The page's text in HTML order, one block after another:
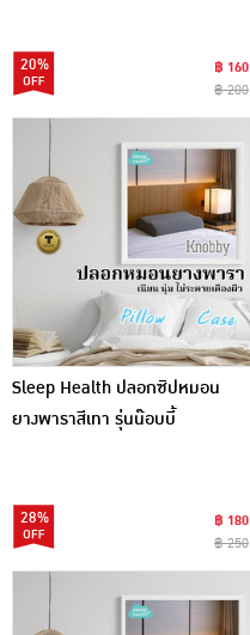
20%
฿ 160
฿ 200
Sleep Health ปลอกซิปหมอน
ยางพาราสีเทา รุ่นน๊อบบี้
28%
฿ 180
฿ 250